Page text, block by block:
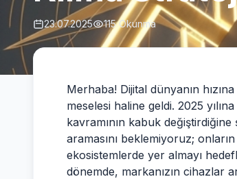
23.07.2025 115 Okunma
Merhaba! Dijital dünyanın
meselesi haline geldi. 2025
kavramının kabuk
aramasını beklemiyoruz;
ekosistemlerde yer almayı
dönemde, markanızın cihazlar